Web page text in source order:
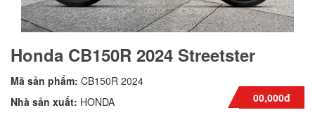
Honda CB150R 2024 Streetster
Mã sản phẩm: CB150R 2024
Nhà sản xuất: HONDA 00,000đ